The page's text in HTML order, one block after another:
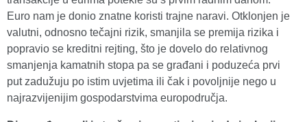
Euro nam je donio znatne koristi trajne naravi. Otklonjen je
valutni, odnosno tečajni rizik, smanjila se premija rizika i
popravio se kreditni rejting, što je dovelo do relativnog
smanjenja kamatnih stopa pa se građani i poduzeća prvi
put zadužuju po istim uvjetima ili čak i povoljnije nego u
najrazvijenijim gospodarstvima europodručja.